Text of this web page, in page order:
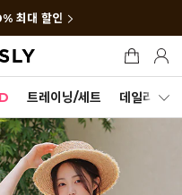
최대 할인
트레이닝/세트 데일리세트